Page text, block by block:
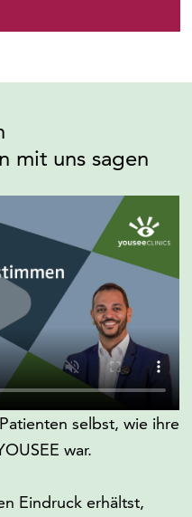
mit uns sagen
selbst, wie ihre
war.
Eindruck erhältst,